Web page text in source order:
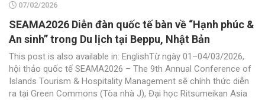
07/02/2026
SEAMA2026 Diễn đàn quốc tế bàn về “Hạnh phúc &
An sinh” trong Du lịch tại Beppu, Nhật Bản
This post is also available in: EnglishTừ ngày 01–04/03/2026,
hội thảo quốc tế SEAMA2026 – The 9th Annual Conference of
Islands Tourism & Hospitality Management sẽ chính thức diễn
ra tại Green Commons (Tòa nhà J), Đại học Ritsumeikan Asia